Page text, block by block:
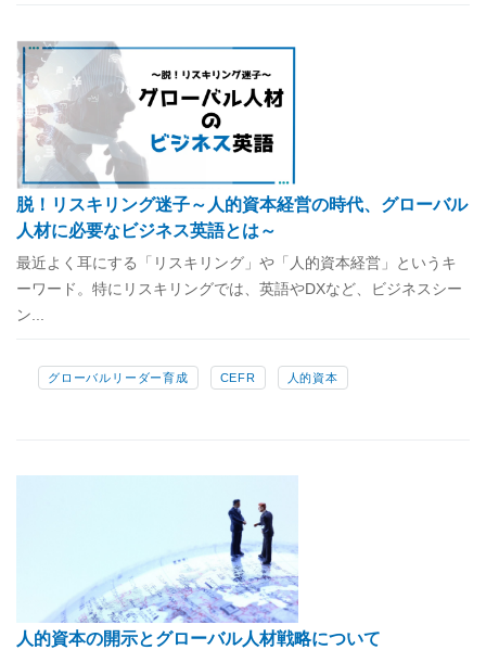
脱！リスキリング迷子～人的資本経営の時代、グローバル
人材に必要なビジネス英語とは～
最近よく耳にする「リスキリング」や「人的資本経営」というキ
ーワード。特にリスキリングでは、英語やDXなど、ビジネスシー
ン...
グローバルリーダー育成 CEFR 人的資本
人的資本の開示とグローバル人材戦略について